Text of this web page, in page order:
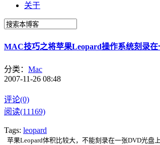
关于
MAC技巧之将苹果Leopard操作系统刻录
分类： Mac
2007-11-26 08:48
评论(0)
阅读(11169)
Tags: leopard
苹果Leopard体积比较大，不能刻录在一张DVD光盘